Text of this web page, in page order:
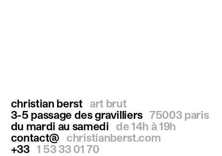
christian berst
art brut
3-5 passage des gravilliers 75003 paris
du mardi au samedi
de 14h à 19h
contact@
christianberst.com
+33 1 53 33 01 70